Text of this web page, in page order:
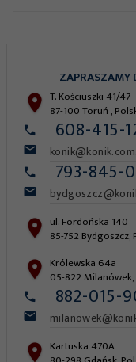
608-415-
ZAPRASZAMY
T. Kościuszki 41/47
87-100Toruń ,
882-015-
Królewska 64a
05-822 Milanówek,
Kartuska 470A
793-845-
ul. Fordońska 140
85-752 Bydgoszcz,